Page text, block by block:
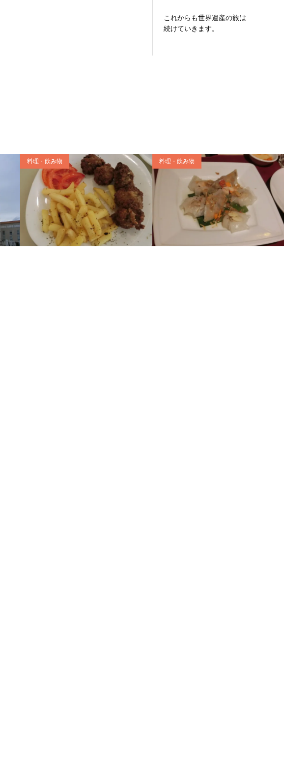
これからも世界遺産の旅は
続けていきます。
料理・飲み物 料理・飲み物